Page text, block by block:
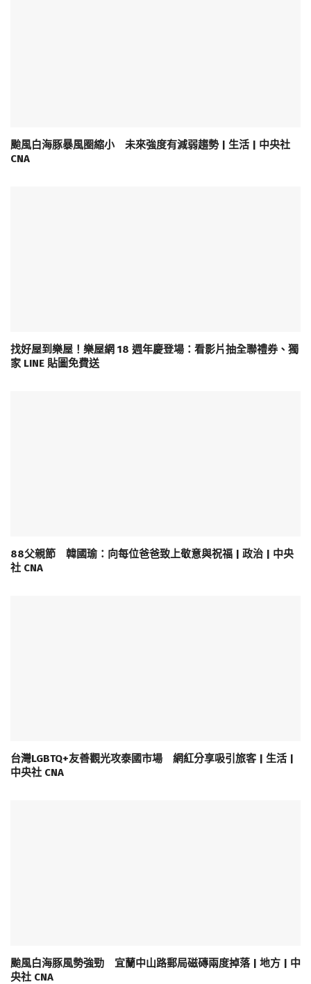
颱風白海豚暴風圈縮小 未來強度有減弱趨勢 | 生活 | 中央社
CNA
找好屋到樂屋！樂屋網 18 週年慶登場：看影片抽全聯禮券、獨
家 LINE 貼圖免費送
88父親節 韓國瑜：向每位爸爸致上敬意與祝福 | 政治 | 中央
社 CNA
台灣LGBTQ+友善觀光攻泰國市場 網紅分享吸引旅客 | 生活 |
中央社 CNA
颱風白海豚風勢強勁 宜蘭中山路郵局磁磚兩度掉落 | 地方 | 中
央社 CNA